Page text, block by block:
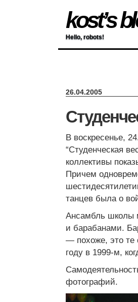
kost’s
Hello, robots!
26.04.2005
В воскресенье,
“Студенческая
коллективы
Причем
танцев была о
Ансамбль школы
и барабанами.
— похоже, это те
году в 1999-м,
фотографий.